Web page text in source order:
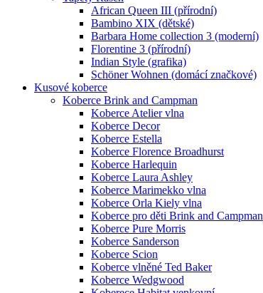
African Queen III (přírodní)
Bambino XIX (dětské)
Barbara Home collection 3 (moderní)
Florentine 3 (přírodní)
Indian Style (grafika)
Schöner Wohnen (domácí značkové)
Kusové koberce
Koberce Brink and Campman
Koberce Atelier vlna
Koberce Decor
Koberce Estella
Koberce Florence Broadhurst
Koberce Harlequin
Koberce Laura Ashley
Koberce Marimekko vlna
Koberce Orla Kiely vlna
Koberce pro děti Brink and Campman
Koberce Pure Morris
Koberce Sanderson
Koberce Scion
Koberce vlněné Ted Baker
Koberce Wedgwood